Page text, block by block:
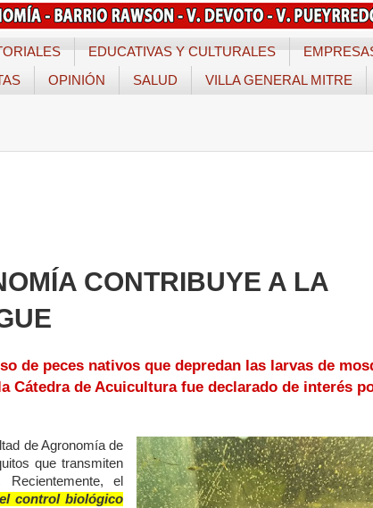
EDUCATIVAS Y CULTURALES
OPINIÓN SALUD VILLA GENERAL MITRE
CONTRIBUYE A LA
de peces nativos que depredan las larvas de
Cátedra de Acuicultura fue declarado de interés
de Agronomía de
que transmiten
el
control biológico